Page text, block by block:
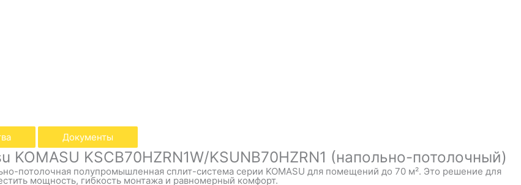
Документы
KSCB70HZRN1W/KSUNB70HZRN1 (напольно-потолочный)
потолочная полупромышленная сплит-система серии KOMASU для помещений до 70 м². Это решение для
мощность, гибкость монтажа и равномерный комфорт.